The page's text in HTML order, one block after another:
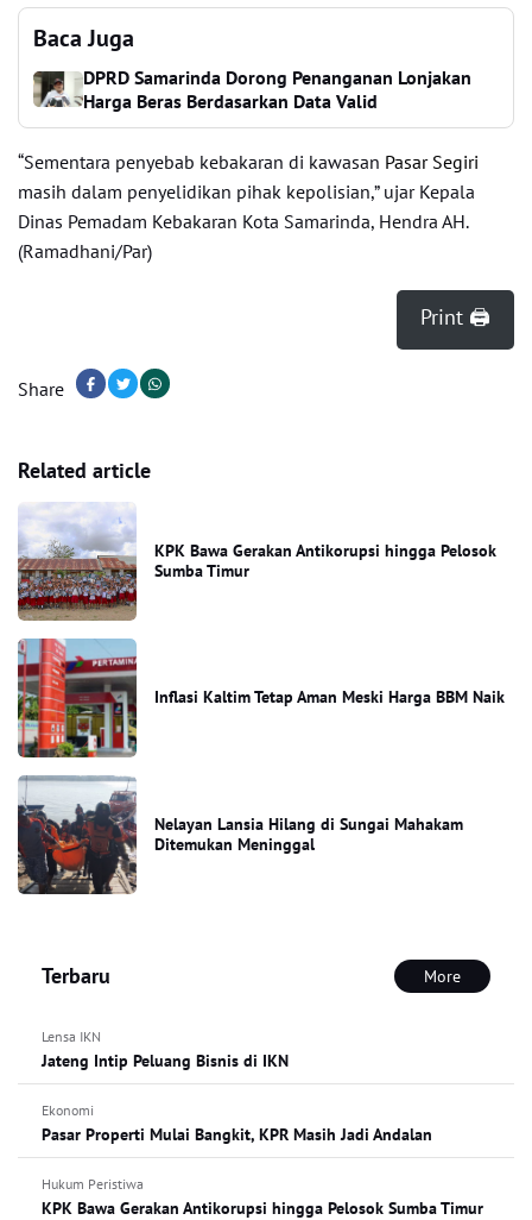
Baca Juga
DPRD Samarinda Dorong Penanganan Lonjakan
Harga Beras Berdasarkan Data Valid
“Sementara penyebab kebakaran di kawasan Pasar Segiri
masih dalam penyelidikan pihak kepolisian,” ujar Kepala
Dinas Pemadam Kebakaran Kota Samarinda, Hendra AH.
(Ramadhani/Par)
Print 🖨
Share
Related article
KPK Bawa Gerakan Antikorupsi hingga Pelosok
Sumba Timur
Inflasi Kaltim Tetap Aman Meski Harga BBM Naik
Nelayan Lansia Hilang di Sungai Mahakam
Ditemukan Meninggal
Terbaru More
Lensa IKN
Jateng Intip Peluang Bisnis di IKN
Ekonomi
Pasar Properti Mulai Bangkit, KPR Masih Jadi Andalan
Hukum Peristiwa
KPK Bawa Gerakan Antikorupsi hingga Pelosok Sumba Timur